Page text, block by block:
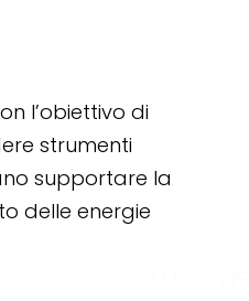
l’obiettivo di
strumenti
supportare la
delle energie